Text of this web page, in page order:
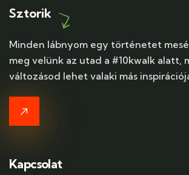
Sztorik
Minden lábnyom egy történetet
meg velünk az utad a #10kwalk alatt,
változásod lehet valaki más
Kapcsolat